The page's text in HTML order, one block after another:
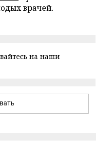
врачей.
на наши